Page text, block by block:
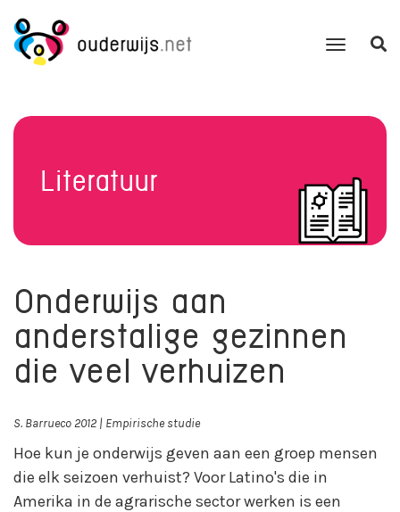
Literatuur
Onderwijs aan
anderstalige gezinnen
die veel verhuizen
S. Barrueco 2012 | Empirische studie
Hoe kun je onderwijs geven aan een groep mensen
die elk seizoen verhuist? Voor Latino's die in
Amerika in de agrarische sector werken is een